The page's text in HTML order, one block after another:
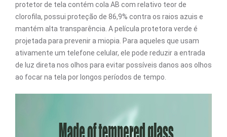
protetor de tela contém cola AB com relativo teor de
clorofila, possui proteção de 86,9% contra os raios azuis e
mantém alta transparência. A película protetora verde é
projetada para prevenir a miopia. Para aqueles que usam
ativamente um telefone celular, ele pode reduzir a entrada
de luz direta nos olhos para evitar possíveis danos aos olhos
ao focar na tela por longos períodos de tempo.